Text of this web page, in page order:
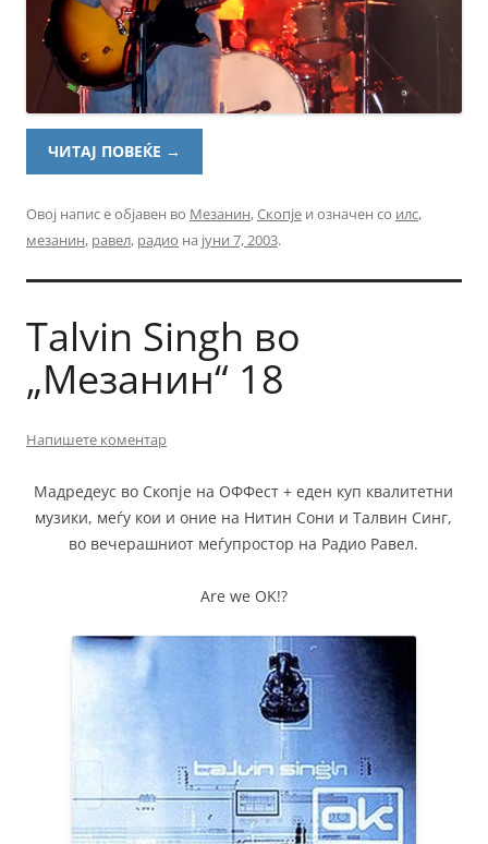
ЧИТАЈ ПОВЕЌЕ →
Овој напис е објавен во Мезанин,Скопје и означен со илс,
мезанин, равел, радио на јуни 7, 2003.
Talvin Singh во
„Мезанин“ 18
Напишете коментар
Мадредеус во Скопје на ОФФест + еден куп квалитетни
музики, меѓу кои и оние на Нитин Сони и Талвин Синг,
во вечерашниот меѓупростор на Радио Равел.
Are we OK!?